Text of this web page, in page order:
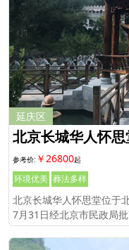
延庆区
北京长城华人怀思
￥26800
环境优美 葬法多样
北京长城华人怀思堂位于
7月31日经北京市民政局
业法人，专营骨灰存放和